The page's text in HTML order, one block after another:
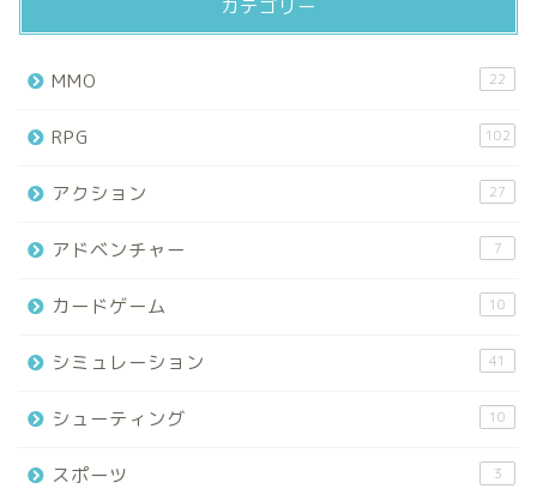
カテゴリー
MMO 22
RPG 102
アクション 27
アドベンチャー 7
カードゲーム 10
シミュレーション 41
シューティング 10
スポーツ 3